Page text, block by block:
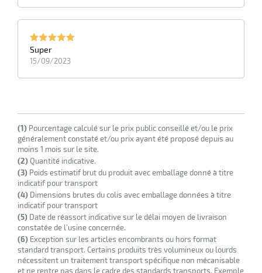
Super
15/09/2023
(1) Pourcentage calculé sur le prix public conseillé et/ou le prix
généralement constaté et/ou prix ayant été proposé depuis au
moins 1 mois sur le site.
(2)Quantité indicative.
(3) Poids estimatif brut du produit avec emballage donné à titre
indicatif pour transport
(4) Dimensions brutes du colis avec emballage données à titre
indicatif pour transport
(5) Date de réassort indicative sur le délai moyen de livraison
constatée de l’usine concernée.
(6) Exception sur les articles encombrants ou hors format
standard transport. Certains produits très volumineux ou lourds
nécessitent un traitement transport spécifique non mécanisable
et ne rentre pas dans le cadre des standards transports. Exemple